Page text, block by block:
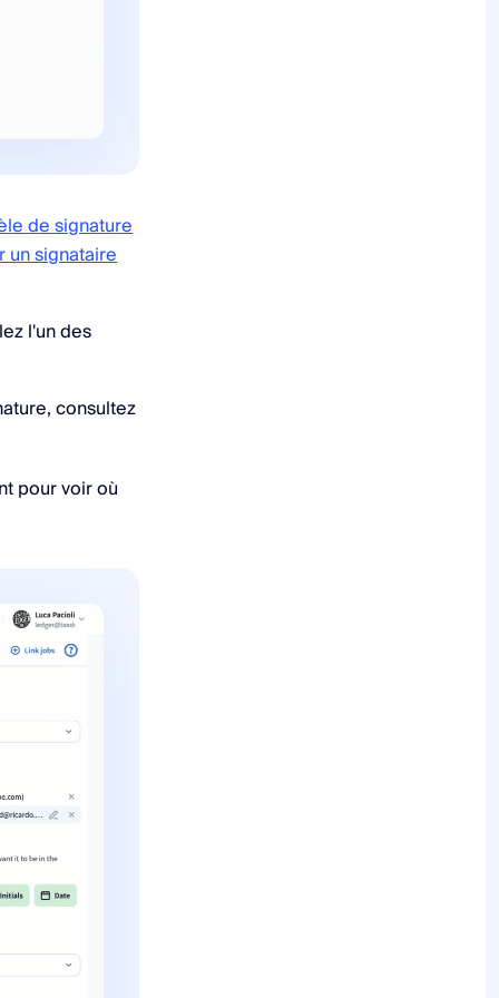
de signature
un signataire
l'un des
consultez
pour voir où